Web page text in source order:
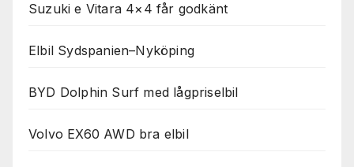
Suzuki e Vitara 4×4 får godkänt
Elbil Sydspanien–Nyköping
BYD Dolphin Surf med lågpriselbil
Volvo EX60 AWD bra elbil